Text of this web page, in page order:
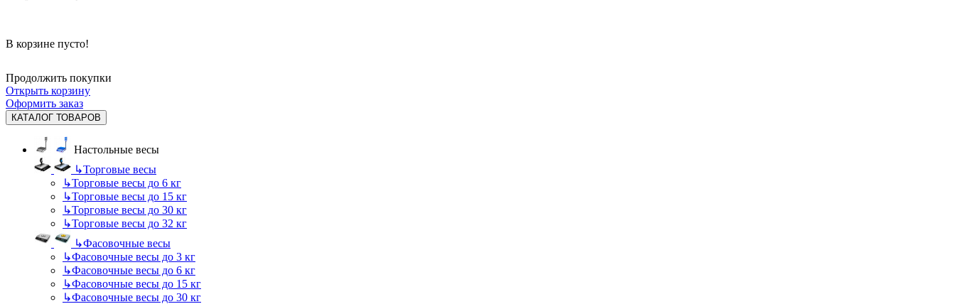
В корзине пусто!
Продолжить покупки
Открыть корзину
Оформить заказ
КАТАЛОГ ТОВАРОВ
Настольные весы
↳Торговые весы
↳Торговые весы до 6 кг
↳Торговые весы до 15 кг
↳Торговые весы до 30 кг
↳Торговые весы до 32 кг
↳Фасовочные весы
↳Фасовочные весы до 3 кг
↳Фасовочные весы до 6 кг
↳Фасовочные весы до 15 кг
↳Фасовочные весы до 30 кг